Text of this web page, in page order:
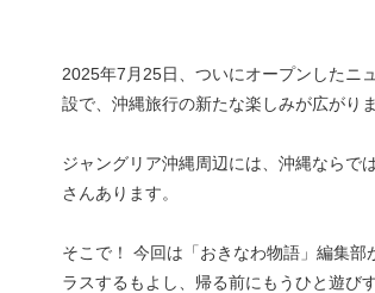
2025年7月25日、ついにオープンしたニ
設で、沖縄旅行の新たな楽しみが広がり
ジャングリア沖縄周辺には、沖縄ならで
さんあります。
そこで！ 今回は「おきなわ物語」編集
ラスするもよし、帰る前にもうひと遊び